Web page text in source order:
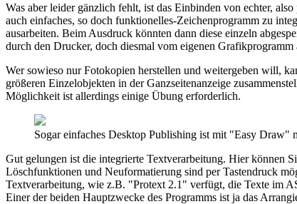
Was aber leider gänzlich fehlt, ist das Einbinden von echter,
auch einfaches, so doch funktionelles-Zeichenprogramm zu
ausarbeiten. Beim Ausdruck könnten dann diese einzeln
durch den Drucker, doch diesmal vom eigenen Grafikprogramm
Wer sowieso nur Fotokopien herstellen und weitergeben will,
größeren Einzelobjekten in der Ganzseitenanzeige
Möglichkeit ist allerdings einige Übung erforderlich.
Sogar einfaches Desktop Publishing ist mit "Easy Draw"
Gut gelungen ist die integrierte Textverarbeitung. Hier können
Löschfunktionen und Neuformatierung sind per Tastendruck
Textverarbeitung, wie z.B. "Protext 2.1" verfügt, die Texte im
Einer der beiden Hauptzwecke des Programms ist ja das